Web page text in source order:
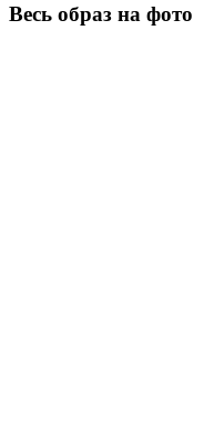
Весь образ на фото